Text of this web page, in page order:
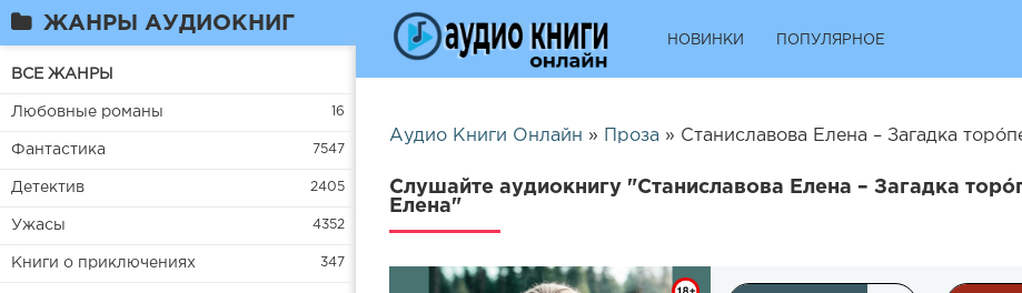
ЖАНРЫ АУДИОКНИГ
ВСЕ ЖАНРЫ
Любовные романы 16
Фантастика 7547
Детектив 2405
Ужасы 4352
Книги о приключениях 347
НОВИНКИ ПОПУЛЯРНОЕ
Аудио Книги Онлайн » Проза » Станиславова Елена – Загадка
Слушайте аудиокнигу "Станиславова Елена – Загадка
Елена"